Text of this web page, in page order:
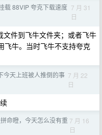
载 88VIP 夸克下载速度 7 月 31
日
件到飞牛文件夹；或者飞牛
飞牛。当时飞牛不支持夸克
今天上班被人推倒的事 7 月 22
日
命瞪，今天怎么没有重 7 月 16
日